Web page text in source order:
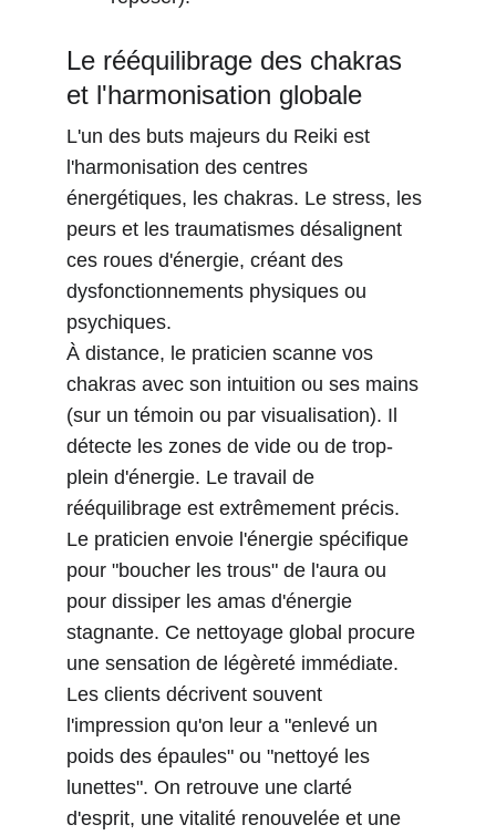
Le rééquilibrage des chakras
et l'harmonisation globale
L'un des buts majeurs du Reiki est
l'harmonisation des centres
énergétiques, les chakras. Le stress, les
peurs et les traumatismes désalignent
ces roues d'énergie, créant des
dysfonctionnements physiques ou
psychiques.
À distance, le praticien scanne vos
chakras avec son intuition ou ses mains
(sur un témoin ou par visualisation). Il
détecte les zones de vide ou de trop-
plein d'énergie. Le travail de
rééquilibrage est extrêmement précis.
Le praticien envoie l'énergie spécifique
pour "boucher les trous" de l'aura ou
pour dissiper les amas d'énergie
stagnante. Ce nettoyage global procure
une sensation de légèreté immédiate.
Les clients décrivent souvent
l'impression qu'on leur a "enlevé un
poids des épaules" ou "nettoyé les
lunettes". On retrouve une clarté
d'esprit, une vitalité renouvelée et une